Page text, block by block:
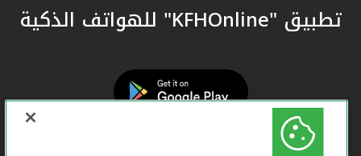
تطبيق "KFHOnline" للهواتف الذكية